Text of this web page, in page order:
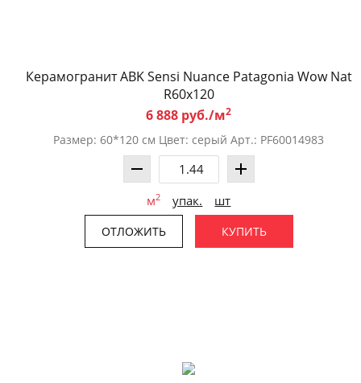
Керамогранит ABK Sensi Nuance Patagonia Wow Nat
R60x120
6 888 руб./м2
Размер: 60*120 см Цвет: серый Арт.: PF60014983
м2 упак. шт
ОТЛОЖИТЬ КУПИТЬ